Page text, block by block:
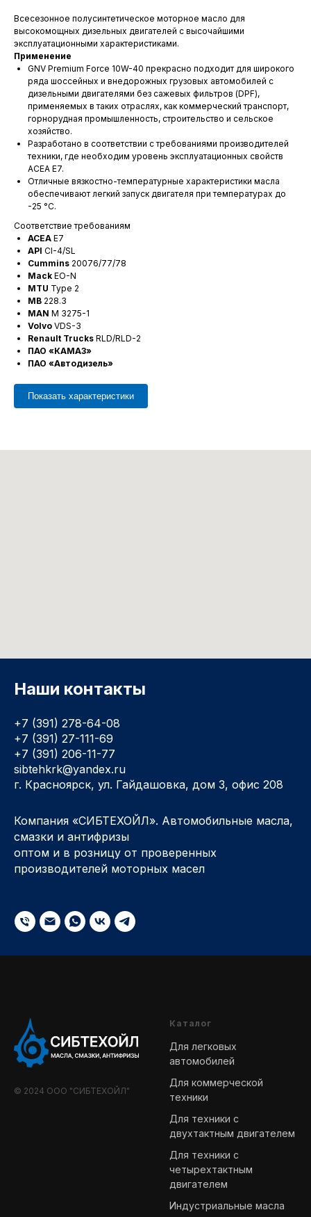
Всесезонное полусинтетическое моторное масло для
высокомощных дизельных двигателей с высочайшими
эксплуатационными характеристиками.
Применение
GNV Premium Force 10W-40 прекрасно подходит для широкого
ряда шоссейных и внедорожных грузовых автомобилей с
дизельными двигателями без сажевых фильтров (DPF),
применяемых в таких отраслях, как коммерческий транспорт,
горнорудная промышленность, строительство и сельское
хозяйство.
Разработано в соответствии с требованиями производителей
техники, где необходим уровень эксплуатационных свойств
ACEA E7.
Отличные вязкостно-температурные характеристики масла
обеспечивают легкий запуск двигателя при температурах до
-25 °С.
Соответствие требованиям
ACEA E7
API CI-4/SL
Cummins 20076/77/78
Mack EO-N
MTU Type 2
MB 228.3
MAN M 3275-1
Volvo VDS-3
Renault Trucks RLD/RLD-2
ПАО «КАМАЗ»
ПАО «Автодизель»
Показать характеристики
Наши контакты
+7 (391) 278-64-08
+7 (391) 27-111-69
+7 (391) 206-11-77
sibtehkrk@yandex.ru
г. Красноярск, ул. Гайдашовка, дом 3, офис 208
Компания «СИБТЕХОЙЛ». Автомобильные масла,
смазки и антифризы
оптом и в розницу от проверенных
производителей моторных масел
© 2024 ООО "СИБТЕХОЙЛ"
Каталог
Для легковых
автомобилей
Для коммерческой
техники
Для техники с
двухтактным двигателем
Для техники с
четырехтактным
двигателем
Индустриальные масла